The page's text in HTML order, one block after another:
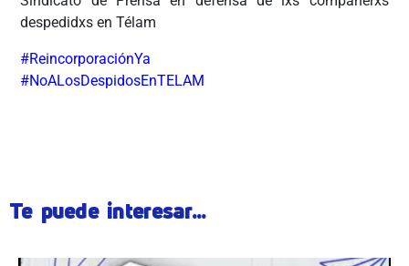
despedidxs en Télam
#ReincorporaciónYa
#NoALosDespidosEnTELAM
Te puede interesar...